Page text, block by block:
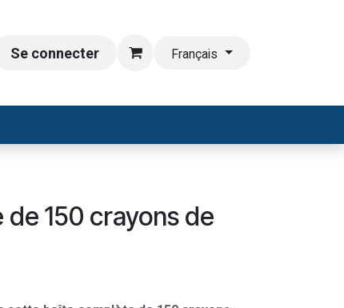
Se connecter Français
150 crayons de